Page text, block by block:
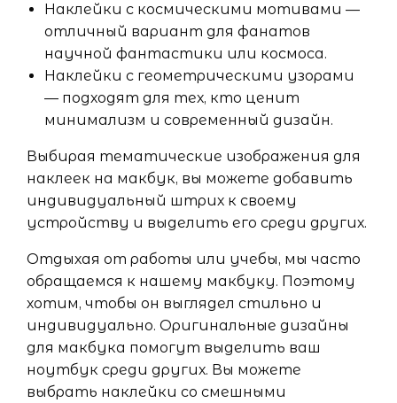
Наклейки с космическими мотивами —
отличный вариант для фанатов
научной фантастики или космоса.
Наклейки с геометрическими узорами
— подходят для тех, кто ценит
минимализм и современный дизайн.
Выбирая тематические изображения для
наклеек на макбук, вы можете добавить
индивидуальный штрих к своему
устройству и выделить его среди других.
Отдыхая от работы или учебы, мы часто
обращаемся к нашему макбуку. Поэтому
хотим, чтобы он выглядел стильно и
индивидуально. Оригинальные дизайны
для макбука помогут выделить ваш
ноутбук среди других. Вы можете
выбрать наклейки со смешными